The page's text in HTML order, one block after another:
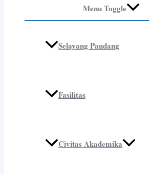
Menu Toggle
Selayang Pandang
Fasilitas
Civitas Akademika